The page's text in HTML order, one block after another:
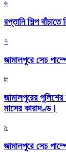
৬
রপ্তানি শিল্প
৭
জামালপুরে সেচ
৮
জামালপুরের
মাসের কারাদণ্ড।
৯
জামালপুরে সেচ